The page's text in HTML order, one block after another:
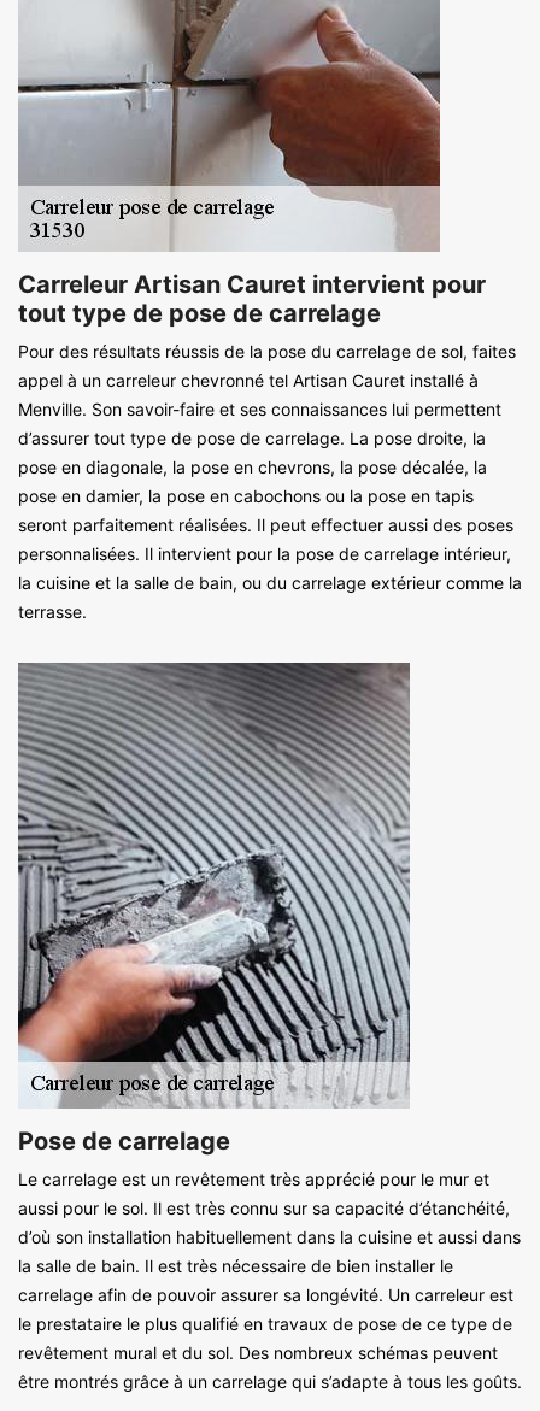
Carreleur Artisan Cauret intervient pour
tout type de pose de carrelage
Pour des résultats réussis de la pose du carrelage de sol, faites
appel à un carreleur chevronné tel Artisan Cauret installé à
Menville. Son savoir-faire et ses connaissances lui permettent
d’assurer tout type de pose de carrelage. La pose droite, la
pose en diagonale, la pose en chevrons, la pose décalée, la
pose en damier, la pose en cabochons ou la pose en tapis
seront parfaitement réalisées. Il peut effectuer aussi des poses
personnalisées. Il intervient pour la pose de carrelage intérieur,
la cuisine et la salle de bain, ou du carrelage extérieur comme la
terrasse.
Pose de carrelage
Le carrelage est un revêtement très apprécié pour le mur et
aussi pour le sol. Il est très connu sur sa capacité d’étanchéité,
d’où son installation habituellement dans la cuisine et aussi dans
la salle de bain. Il est très nécessaire de bien installer le
carrelage afin de pouvoir assurer sa longévité. Un carreleur est
le prestataire le plus qualifié en travaux de pose de ce type de
revêtement mural et du sol. Des nombreux schémas peuvent
être montrés grâce à un carrelage qui s’adapte à tous les goûts.